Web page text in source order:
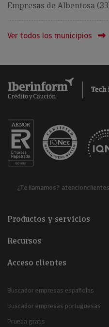
Empresas de Albentosa
Ver todos los municipios
¿Te llamamos?
Productos y servicios
Recursos
Acceso clientes
Buscador empresas españolas
Buscador empresas portuguesas
Prueba gratis